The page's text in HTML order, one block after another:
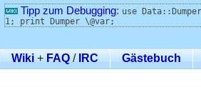
Tipp zum Debugging: use
1; print Dumper \@var;
Wiki+ FAQ /IRC
Gästebuch